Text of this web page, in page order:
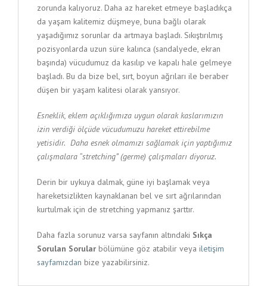
zorunda kalıyoruz. Daha az hareket etmeye başladıkça
da yaşam kalitemiz düşmeye, buna bağlı olarak
yaşadığımız sorunlar da artmaya başladı. Sıkıştırılmış
pozisyonlarda uzun süre kalınca (sandalyede, ekran
başında) vücudumuz da kasılıp ve kapalı hale gelmeye
başladı. Bu da bize bel, sırt, boyun ağrıları ile beraber
düşen bir yaşam kalitesi olarak yansıyor.
Esneklik, eklem açıklığımıza uygun olarak kaslarımızın
izin verdiği ölçüde vücudumuzu hareket ettirebilme
yetisidir. Daha esnek olmamızı sağlamak için yaptığımız
çalışmalara “stretching” (germe) çalışmaları diyoruz.
Derin bir uykuya dalmak, güne iyi başlamak veya
hareketsizlikten kaynaklanan bel ve sırt ağrılarından
kurtulmak için de stretching yapmanız şarttır.
Daha fazla sorunuz varsa sayfanın altındaki Sıkça
Sorulan Sorular bölümüne göz atabilir veya iletişim
sayfamızdan bize yazabilirsiniz.